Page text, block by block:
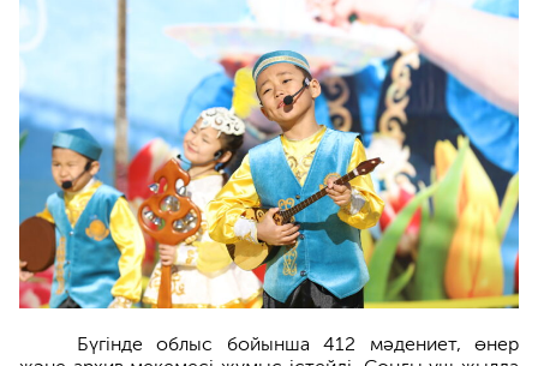
Бүгінде облыс бойынша 412 мәдениет, өнер